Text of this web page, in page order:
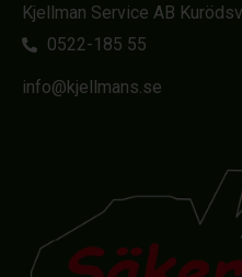
Kjellman Service AB
0522-185 55
info@kjellmans.se